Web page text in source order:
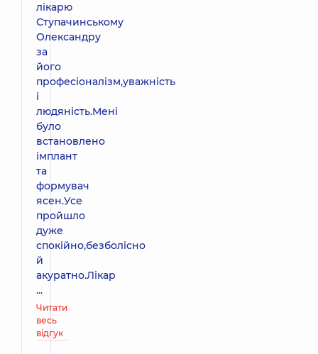
лікарю
Ступачинському
Олександру
за
його
професіоналізм,уважність
і
людяність.Мені
було
встановлено
імплант
та
формувач
ясен.Усе
пройшло
дуже
спокійно,безболісно
й
акуратно.Лікар
...
Читати
весь
відгук